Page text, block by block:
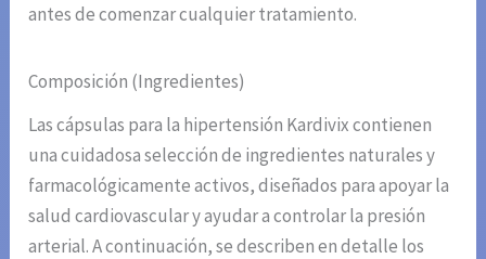
antes de comenzar cualquier tratamiento.
Composición (Ingredientes)
Las cápsulas para la hipertensión Kardivix contienen
una cuidadosa selección de ingredientes naturales y
farmacológicamente activos, diseñados para apoyar la
salud cardiovascular y ayudar a controlar la presión
arterial. A continuación, se describen en detalle los